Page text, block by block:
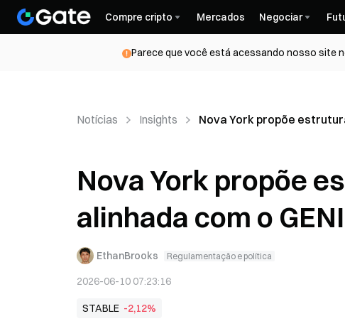
Compre cripto Mercados Negociar
Parece que você está acessando nosso site
Notícias Insights Nova York propõe
Nova York propõe
alinhada com o
EthanBrooks Regulamentação e política
2026-06-10 07:23:16
STABLE -2,12%